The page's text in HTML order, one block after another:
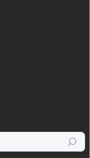
Hľadať